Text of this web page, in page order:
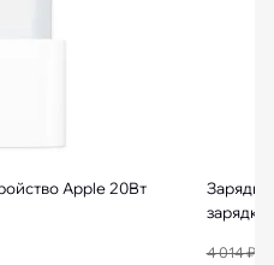
Apple 20Вт
4 014 ₽